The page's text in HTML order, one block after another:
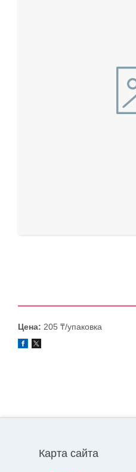
Цена: 205 ₸/упаковка
Карта сайта